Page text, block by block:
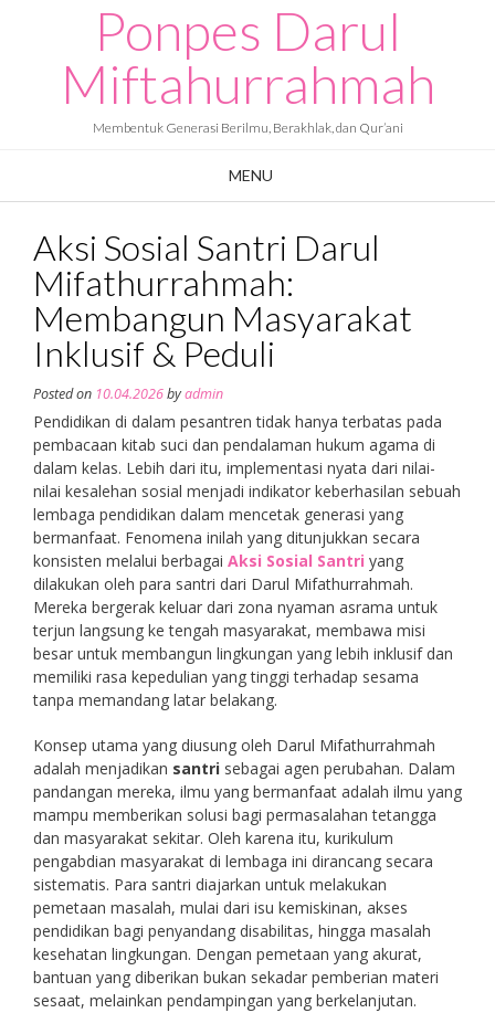
Ponpes Darul
Miftahurrahmah
Membentuk Generasi Berilmu, Berakhlak, dan Qur’ani
MENU
Aksi Sosial Santri Darul
Mifathurrahmah:
Membangun Masyarakat
Inklusif & Peduli
Posted on 10.04.2026byadmin
Pendidikan di dalam pesantren tidak hanya terbatas pada
pembacaan kitab suci dan pendalaman hukum agama di
dalam kelas. Lebih dari itu, implementasi nyata dari nilai-
nilai kesalehan sosial menjadi indikator keberhasilan sebuah
lembaga pendidikan dalam mencetak generasi yang
bermanfaat. Fenomena inilah yang ditunjukkan secara
konsisten melalui berbagai Aksi Sosial Santri yang
dilakukan oleh para santri dari Darul Mifathurrahmah.
Mereka bergerak keluar dari zona nyaman asrama untuk
terjun langsung ke tengah masyarakat, membawa misi
besar untuk membangun lingkungan yang lebih inklusif dan
memiliki rasa kepedulian yang tinggi terhadap sesama
tanpa memandang latar belakang.
Konsep utama yang diusung oleh Darul Mifathurrahmah
adalah menjadikan santri sebagai agen perubahan. Dalam
pandangan mereka, ilmu yang bermanfaat adalah ilmu yang
mampu memberikan solusi bagi permasalahan tetangga
dan masyarakat sekitar. Oleh karena itu, kurikulum
pengabdian masyarakat di lembaga ini dirancang secara
sistematis. Para santri diajarkan untuk melakukan
pemetaan masalah, mulai dari isu kemiskinan, akses
pendidikan bagi penyandang disabilitas, hingga masalah
kesehatan lingkungan. Dengan pemetaan yang akurat,
bantuan yang diberikan bukan sekadar pemberian materi
sesaat, melainkan pendampingan yang berkelanjutan.